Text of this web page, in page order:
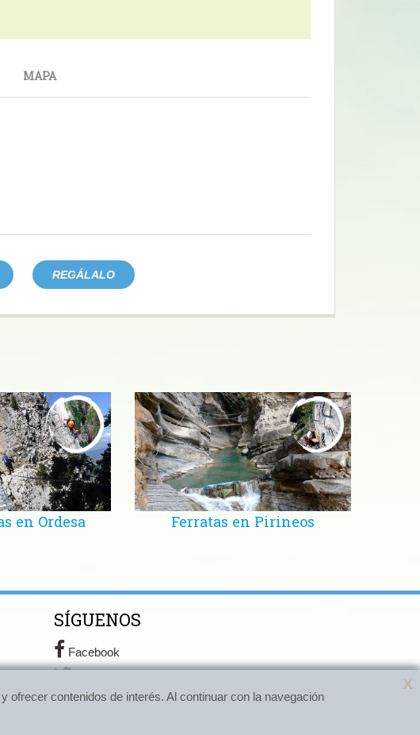
X
contenidos de interés. Al continuar con la navegación
X
contenidos de interés. Al continuar con la navegación
MAPA
REGÁLALO
en Ordesa Ferratas en Pirineos
SÍGUENOS
Facebook
Youtube